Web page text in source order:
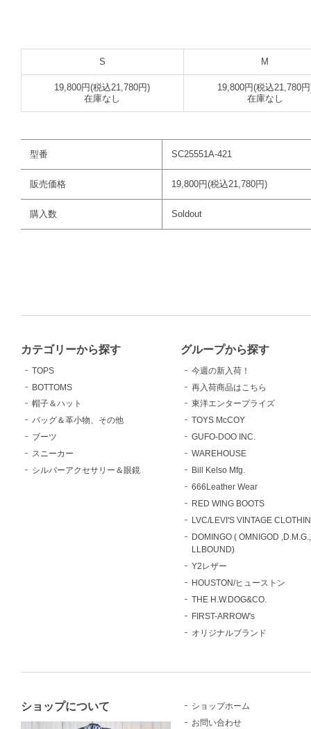
S M
19,800円(税込21,780円)
在庫なし
19,800円(税込21,780
在庫なし
型番 SC25551A-421
販売価格 19,800円(税込21,780円)
購入数 Soldout
カテゴリーから探す
TOPS
BOTTOMS
帽子＆ハット
バッグ＆革小物、その他
ブーツ
スニーカー
シルバーアクセサリー＆眼鏡
グループから探す
今週の新入荷！
再入荷商品はこちら
東洋エンタープライズ
TOYS McCOY
GUFO-DOO INC.
WAREHOUSE
Bill Kelso Mfg.
666Leather Wear
RED WING BOOTS
LVC/LEVI'S VINTAGE
DOMINGO ( OMNIGOD
LLBOUND)
Y2レザー
HOUSTON/ヒューストン
THE H.W.DOG&CO.
FIRST-ARROW's
オリジナルブランド
ショップについて
ショップホーム
お問い合わせ